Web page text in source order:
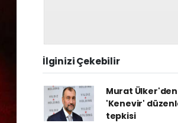
İlginizi Çekebilir
Murat
'Kenevir'
tepkisi